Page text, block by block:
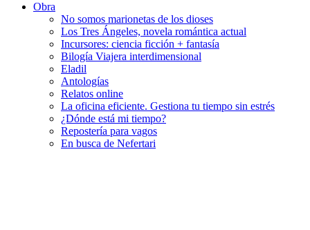
Obra
No somos marionetas de los dioses
Los Tres Ángeles, novela romántica actual
Incursores: ciencia ficción + fantasía
Bilogía Viajera interdimensional
Eladil
Antologías
Relatos online
La oficina eficiente. Gestiona tu tiempo sin estrés
¿Dónde está mi tiempo?
Repostería para vagos
En busca de Nefertari